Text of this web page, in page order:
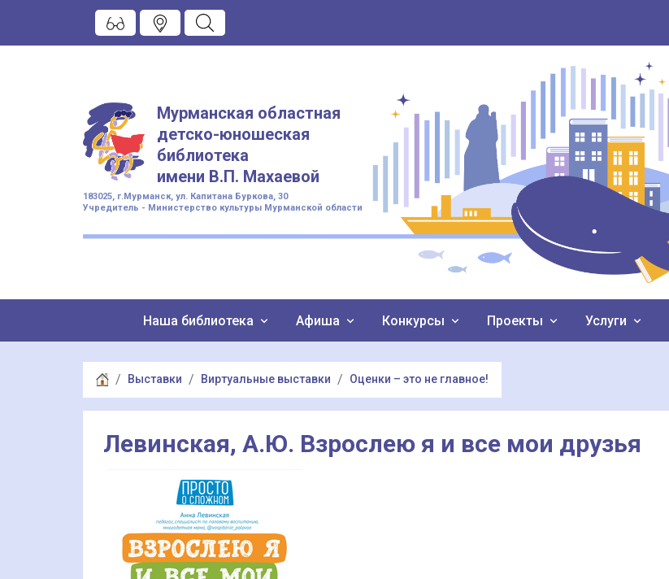
Мурманская областная
детско-юношеская
библиотека
имени В.П. Махаевой
183025, г.Мурманск, ул. Капитана Буркова, 30
Учредитель - Министерство культуры Мурманской области
Наша библиотека Афиша Конкурсы Проекты Услуги
Выставки Виртуальные выставки Оценки – это не главное!
Левинская, А.Ю. Взрослею я и все мои друзья